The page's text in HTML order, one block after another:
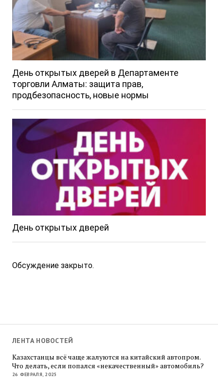
День открытых дверей в Департаменте
торговли Алматы: защита прав,
продбезопасность, новые нормы
День открытых дверей
Обсуждение закрыто.
ЛЕНТА НОВОСТЕЙ
Казахстанцы всё чаще жалуются на китайский автопром.
Что делать, если попался «некачественный» автомобиль?
26 ФЕВРАЛЯ, 2025